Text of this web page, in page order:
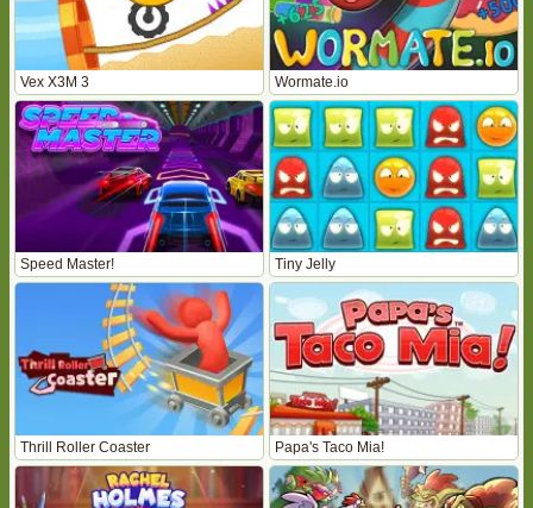
Vex X3M 3 Wormate.io
Speed Master! Tiny Jelly
Thrill Roller Coaster Papa's Taco Mia!